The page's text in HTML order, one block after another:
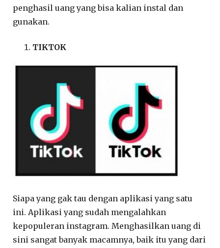
penghasil uang yang bisa kalian instal dan
gunakan.
TIKTOK
Siapa yang gak tau dengan aplikasi yang satu
ini. Aplikasi yang sudah mengalahkan
kepopuleran instagram. Menghasilkan uang di
sini sangat banyak macamnya, baik itu yang dari